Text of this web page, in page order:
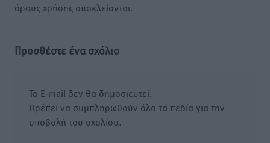
όρους χρήσης αποκλείονται.
Προσθέστε ένα σχόλιο
Το E-mail δεν θα δημοσιευτεί.
Πρέπει να συμπληρωθούν όλα τα πεδία για την
υποβολή του σχολίου.